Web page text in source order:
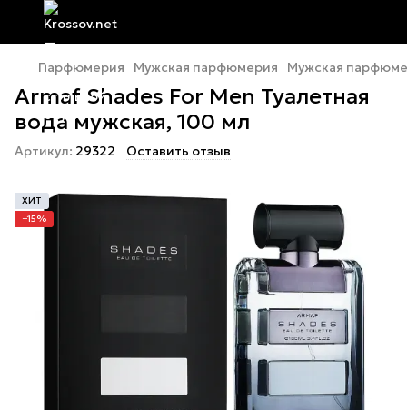
Парфюмерия Мужская парфюмерия Мужская
Armaf Shades For Men Туалетная
вода мужская, 100 мл
Артикул: 29322 Оставить отзыв
ХИТ
−15%